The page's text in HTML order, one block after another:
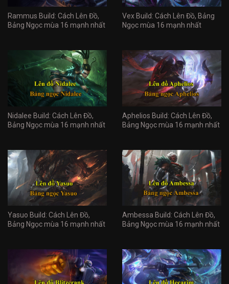
Rammus Build: Cách Lên Đồ,
Bảng Ngọc mùa 16 mạnh nhất
Vex Build: Cách Lên Đồ, Bảng
Ngọc mùa 16 mạnh nhất
Nidalee Build: Cách Lên Đồ,
Bảng Ngọc mùa 16 mạnh nhất
Aphelios Build: Cách Lên Đồ,
Bảng Ngọc mùa 16 mạnh nhất
Yasuo Build: Cách Lên Đồ,
Bảng Ngọc mùa 16 mạnh nhất
Ambessa Build: Cách Lên Đồ,
Bảng Ngọc mùa 16 mạnh nhất